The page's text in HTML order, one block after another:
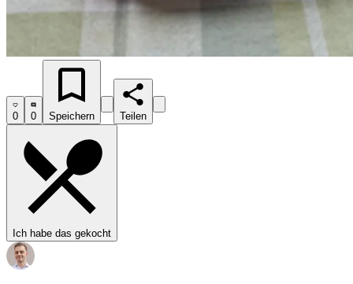
0 0 Speichern Teilen
Ich habe das gekocht